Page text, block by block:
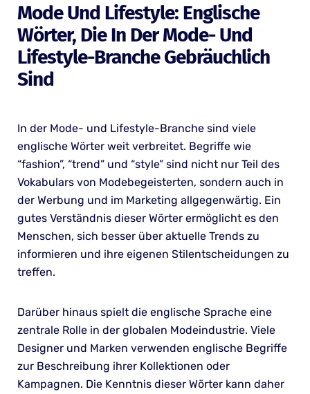
Mode Und Lifestyle: Englische
Wörter, Die In Der Mode- Und
Lifestyle-Branche Gebräuchlich
Sind
In der Mode- und Lifestyle-Branche sind viele
englische Wörter weit verbreitet. Begriffe wie
“fashion”, “trend” und “style” sind nicht nur Teil des
Vokabulars von Modebegeisterten, sondern auch in
der Werbung und im Marketing allgegenwärtig. Ein
gutes Verständnis dieser Wörter ermöglicht es den
Menschen, sich besser über aktuelle Trends zu
informieren und ihre eigenen Stilentscheidungen zu
treffen.
Darüber hinaus spielt die englische Sprache eine
zentrale Rolle in der globalen Modeindustrie. Viele
Designer und Marken verwenden englische Begriffe
zur Beschreibung ihrer Kollektionen oder
Kampagnen. Die Kenntnis dieser Wörter kann daher